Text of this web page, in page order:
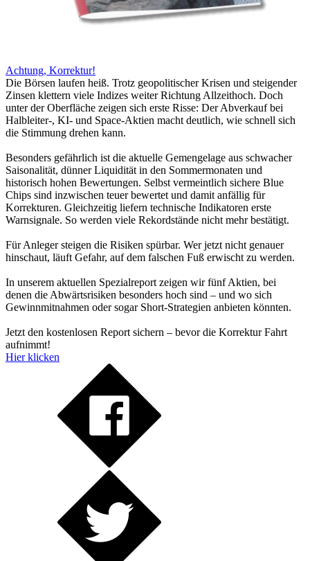
Achtung, Korrektur!
Die Börsen laufen heiß. Trotz geopolitischer Krisen und steigender
Zinsen klettern viele Indizes weiter Richtung Allzeithoch. Doch
unter der Oberfläche zeigen sich erste Risse: Der Abverkauf bei
Halbleiter-, KI- und Space-Aktien macht deutlich, wie schnell sich
die Stimmung drehen kann.
Besonders gefährlich ist die aktuelle Gemengelage aus schwacher
Saisonalität, dünner Liquidität in den Sommermonaten und
historisch hohen Bewertungen. Selbst vermeintlich sichere Blue
Chips sind inzwischen teuer bewertet und damit anfällig für
Korrekturen. Gleichzeitig liefern technische Indikatoren erste
Warnsignale. So werden viele Rekordstände nicht mehr bestätigt.
Für Anleger steigen die Risiken spürbar. Wer jetzt nicht genauer
hinschaut, läuft Gefahr, auf dem falschen Fuß erwischt zu werden.
In unserem aktuellen Spezialreport zeigen wir fünf Aktien, bei
denen die Abwärtsrisiken besonders hoch sind – und wo sich
Gewinnmitnahmen oder sogar Short-Strategien anbieten könnten.
Jetzt den kostenlosen Report sichern – bevor die Korrektur Fahrt
aufnimmt!
Hier klicken